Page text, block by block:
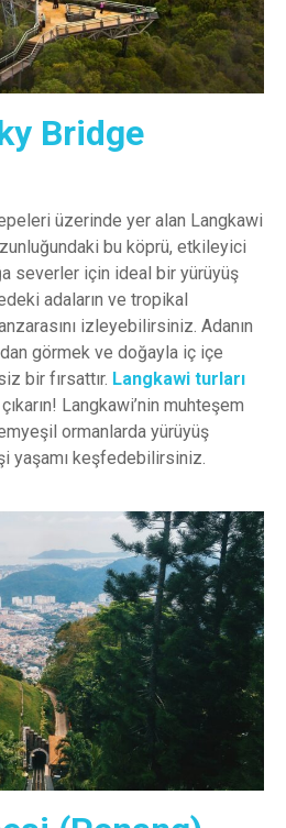
Bridge
üzerinde yer alan Langkawi
bu köprü, etkileyici
severler için ideal bir yürüyüş
adaların ve tropikal
izleyebilirsiniz. Adanın
görmek ve doğayla iç içe
bir fırsattır. Langkawi turları
Langkawi’nin muhteşem
ormanlarda yürüyüş
yaşamı keşfedebilirsiniz.